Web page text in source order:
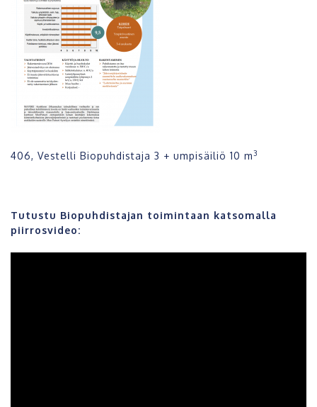
406, Vestelli Biopuhdistaja 3 + umpisäiliö 10 m3
Tutustu Biopuhdistajan toimintaan katsomalla
piirrosvideo: